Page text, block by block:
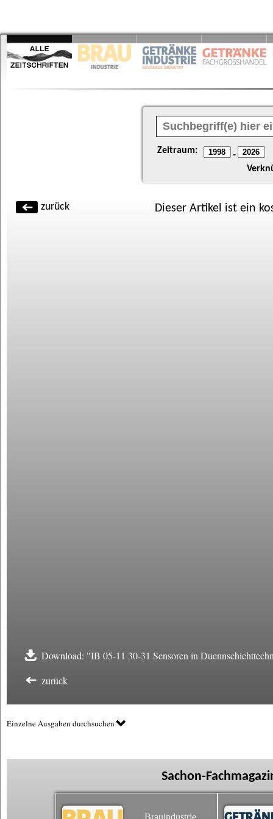
Zeitraum: -
zurück Dieser Artikel ist ein
Download: "IB 05-11 30-31 Sensoren in
zurück
Einzelne Ausgaben durchsuchen
Sachon-
Brauindustrie